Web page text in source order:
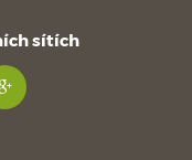
sítích